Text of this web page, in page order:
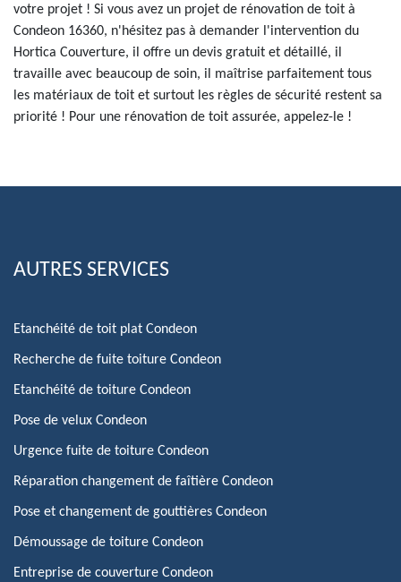
votre projet ! Si vous avez un projet de rénovation de toit à
Condeon 16360, n'hésitez pas à demander l'intervention du
Hortica Couverture, il offre un devis gratuit et détaillé, il
travaille avec beaucoup de soin, il maîtrise parfaitement tous
les matériaux de toit et surtout les règles de sécurité restent sa
priorité ! Pour une rénovation de toit assurée, appelez-le !
AUTRES SERVICES
Etanchéité de toit plat Condeon
Recherche de fuite toiture Condeon
Etanchéité de toiture Condeon
Pose de velux Condeon
Urgence fuite de toiture Condeon
Réparation changement de faîtière Condeon
Pose et changement de gouttières Condeon
Démoussage de toiture Condeon
Entreprise de couverture Condeon